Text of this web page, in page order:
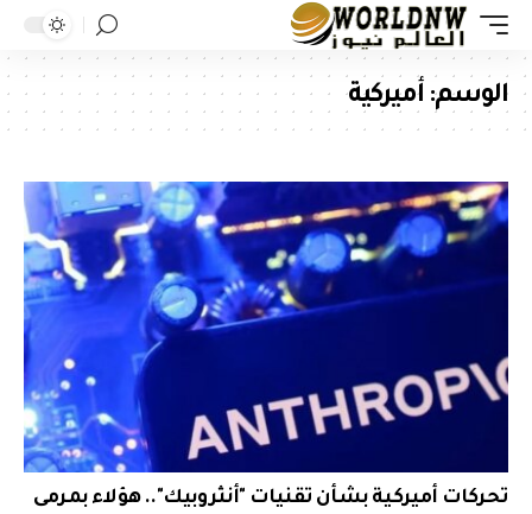
الوسم: أميركية
تحركات أميركية بشأن تقنيات "أنثروبيك".. هؤلاء بمرمى